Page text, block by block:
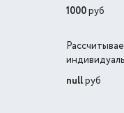
1000руб
nullруб